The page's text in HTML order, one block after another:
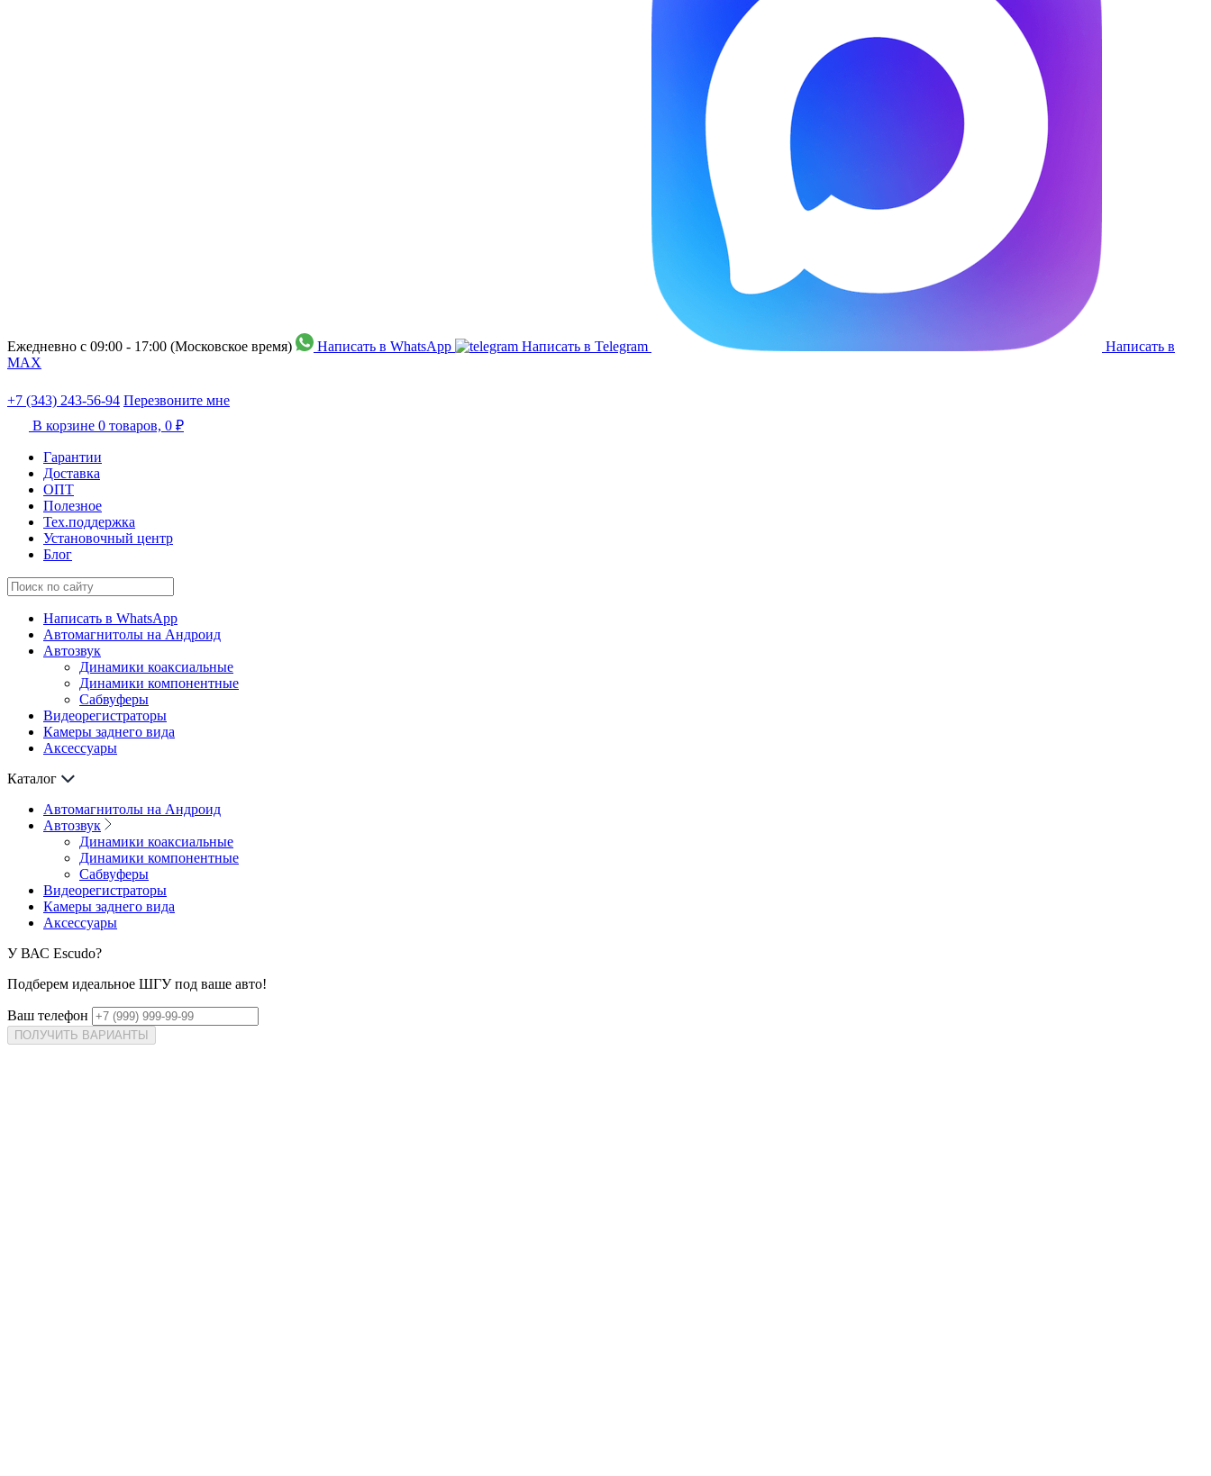
Ежедневно с 09:00 - 17:00 (Московское время) Написать в WhatsApp Написать в Telegram
Написать в
МАХ
+7 (343) 243-56-94 Перезвоните мне
В корзине 0 товаров, 0 ₽
Гарантии
Доставка
ОПТ
Полезное
Тех.поддержка
Установочный центр
Блог
Написать в WhatsApp
Автомагнитолы на Андроид
Автозвук
Динамики коаксиальные
Динамики компонентные
Сабвуферы
Видеорегистраторы
Камеры заднего вида
Аксессуары
Каталог
Автомагнитолы на Андроид
Автозвук
Динамики коаксиальные
Динамики компонентные
Сабвуферы
Видеорегистраторы
Камеры заднего вида
Аксессуары
У ВАС Escudo?
Подберем идеальное ШГУ под ваше авто!
Ваш телефон
ПОЛУЧИТЬ ВАРИАНТЫ